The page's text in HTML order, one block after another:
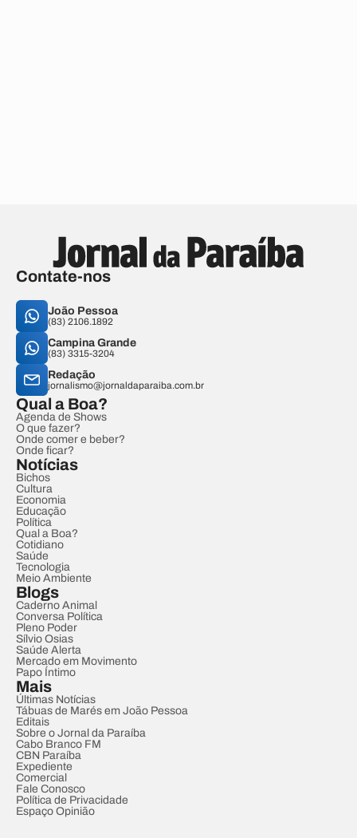
Contate-nos
João Pessoa
(83) 2106.1892
Campina Grande
(83) 3315-3204
Redação
jornalismo@jornaldaparaiba.com.br
Qual a Boa?
Agenda de Shows
O que fazer?
Onde comer e beber?
Onde ficar?
Notícias
Bichos
Cultura
Economia
Educação
Política
Qual a Boa?
Cotidiano
Saúde
Tecnologia
Meio Ambiente
Blogs
Caderno Animal
Conversa Política
Pleno Poder
Sílvio Osias
Saúde Alerta
Mercado em Movimento
Papo Íntimo
Mais
Últimas Notícias
Tábuas de Marés em João Pessoa
Editais
Sobre o Jornal da Paraíba
Cabo Branco FM
CBN Paraíba
Expediente
Comercial
Fale Conosco
Política de Privacidade
Espaço Opinião